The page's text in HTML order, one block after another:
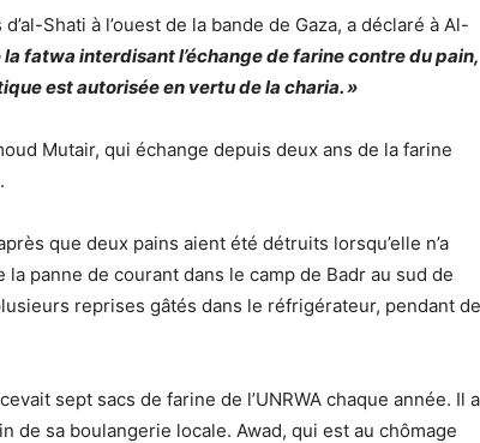
Shati à l’ouest de la bande de Gaza, a déclaré à Al-
fatwa interdisant l’échange de farine contre du pain,
est autorisée en vertu de la charia. »
Mutair, qui échange depuis deux ans de la farine
que deux pains aient été détruits lorsqu’elle n’a
panne de courant dans le camp de Badr au sud de
reprises gâtés dans le réfrigérateur, pendant de
sept sacs de farine de l’UNRWA chaque année. Il a
de sa boulangerie locale. Awad, qui est au chômage